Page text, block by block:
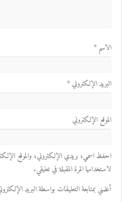
الاسم*
البريد الإلكتروني*
الموقع الإلكتروني
احفظ اسمي، بريدي الإلكتروني، والموقع
لاستخدامها المرة المقبلة في تعليقي.
أعلمني بمتابعة التعليقات بواسطة البريد